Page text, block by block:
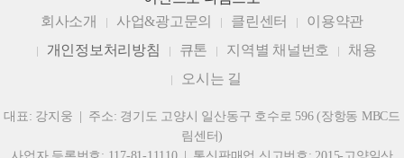
회사소개
사업&광고문의 클린센터
이용약관
개인정보처리방침
큐톤 지역별 채널번호
채용
오시는 길
대표: 강지웅 | 주소: 경기도 고양시 일산동구 호수로 596 (장항동 MBC드
림센터)